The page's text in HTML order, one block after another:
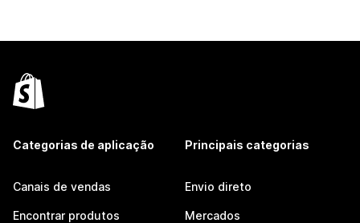
Categorias de aplicação
Canais de vendas
Encontrar produtos
Principais categorias
Envio direto
Mercados